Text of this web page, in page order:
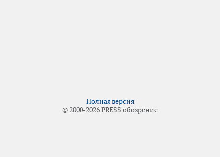
Полная версия
© 2000-2026 PRESS обозрение